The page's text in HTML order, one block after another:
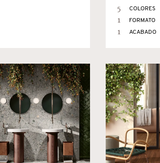
5 COLORES
1 FORMATO
1 ACABADO